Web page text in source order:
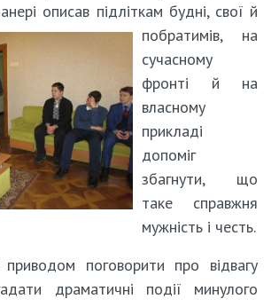
описав підліткам будні, свої й
побратимів, на
сучасному
фронті й на
власному
прикладі
допоміг
збагнути, що
таке справжня
мужність і честь.
поговорити про відвагу
драматичні події минулого